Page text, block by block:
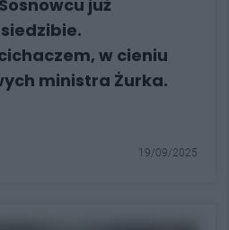
już
w cieniu
ministra Żurka.
19/09/2025